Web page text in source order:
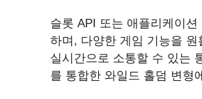
슬롯 API 또는 애플리케이
하며, 다양한 게임 기능을
실시간으로 소통할 수 있는
를 통합한 와일드 홀덤 변형